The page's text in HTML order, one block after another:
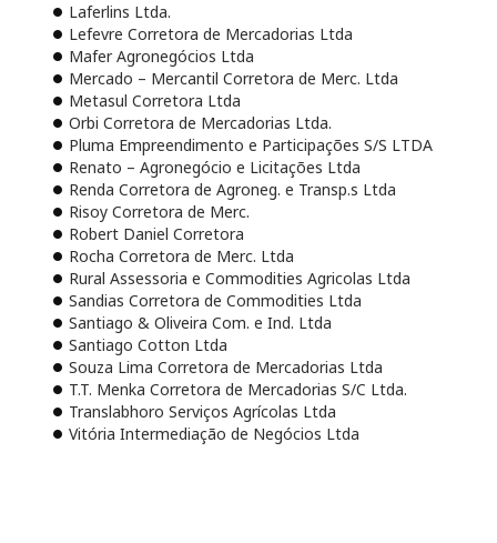
Laferlins Ltda.
Lefevre Corretora de Mercadorias Ltda
Mafer Agronegócios Ltda
Mercado – Mercantil Corretora de Merc. Ltda
Metasul Corretora Ltda
Orbi Corretora de Mercadorias Ltda.
Pluma Empreendimento e Participações S/S LTDA
Renato – Agronegócio e Licitações Ltda
Renda Corretora de Agroneg. e Transp.s Ltda
Risoy Corretora de Merc.
Robert Daniel Corretora
Rocha Corretora de Merc. Ltda
Rural Assessoria e Commodities Agricolas Ltda
Sandias Corretora de Commodities Ltda
Santiago & Oliveira Com. e Ind. Ltda
Santiago Cotton Ltda
Souza Lima Corretora de Mercadorias Ltda
T.T. Menka Corretora de Mercadorias S/C Ltda.
Translabhoro Serviços Agrícolas Ltda
Vitória Intermediação de Negócios Ltda